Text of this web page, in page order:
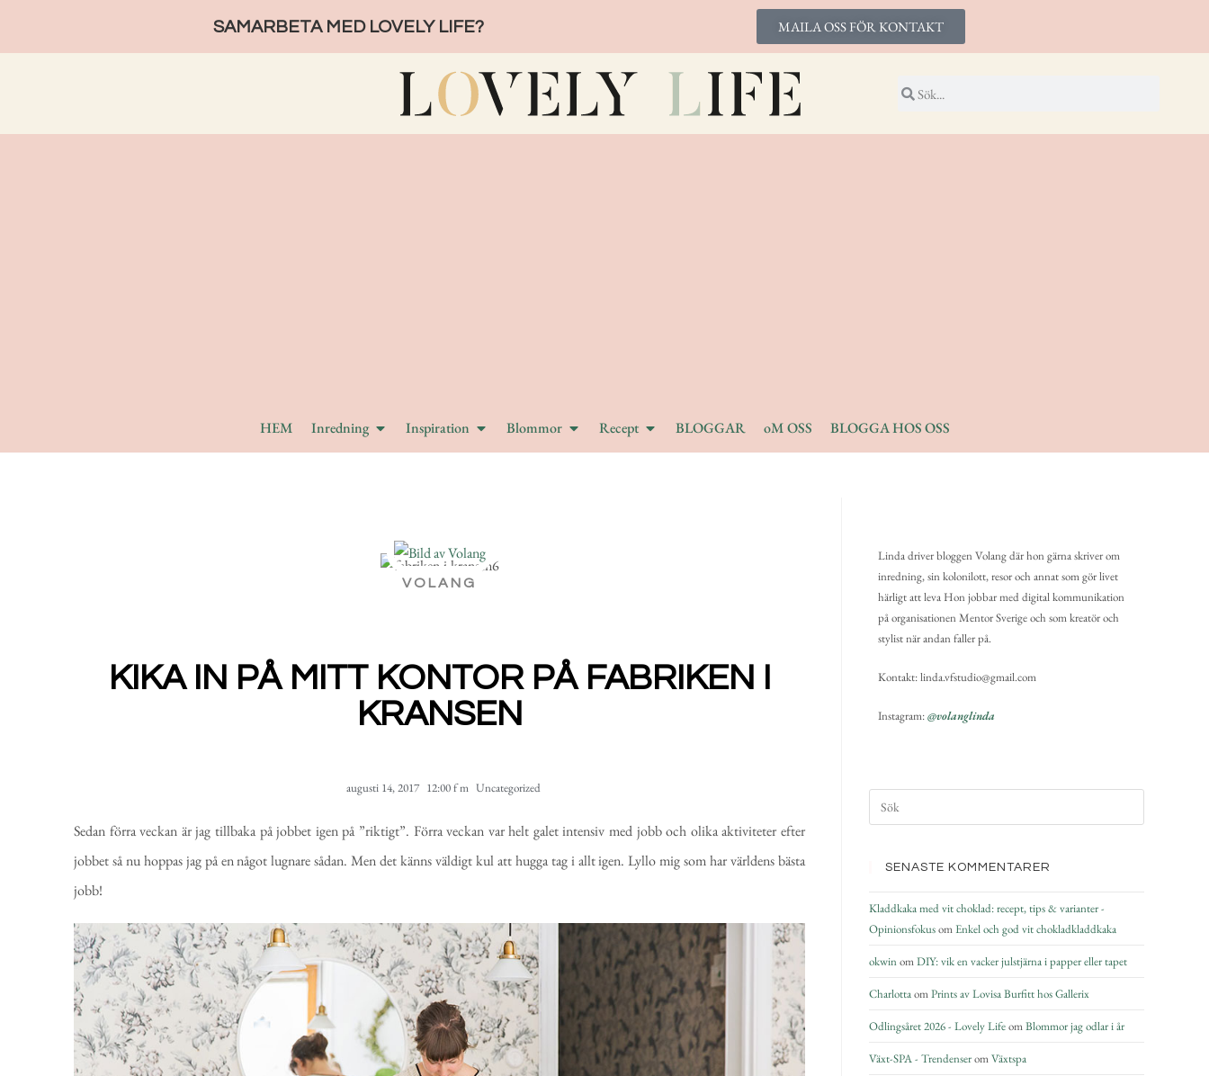
SAMARBETA MED LOVELY LIFE? MAILA OSS FÖR KONTAKT
HEM Inredning Inspiration Blommor Recept BLOGGAR oM OSS BLOGGA HOS OSS
VOLANG
KIKA IN PÅ MITT KONTOR PÅ FABRIKEN I
KRANSEN
augusti 14, 2017 12:00 f m Uncategorized
Sedan förra veckan är jag tillbaka på jobbet igen på ”riktigt”. Förra veckan var helt galet intensiv med jobb och olika aktiviteter efter
jobbet så nu hoppas jag på en något lugnare sådan. Men det känns väldigt kul att hugga tag i allt igen. Lyllo mig som har världens bästa
jobb!
Linda driver bloggen Volang där hon gärna skriver om
inredning, sin kolonilott, resor och annat som gör livet
härligt att leva Hon jobbar med digital kommunikation
på organisationen Mentor Sverige och som kreatör och
stylist när andan faller på.
Kontakt: linda.vfstudio@gmail.com
Instagram:@volanglinda
SENASTE KOMMENTARER
Kladdkaka med vit choklad: recept, tips & varianter -
OpinionsfokusomEnkel och god vit chokladkladdkaka
okwinomDIY: vik en vacker julstjärna i papper eller tapet
CharlottaomPrints av Lovisa Burfitt hos Gallerix
Odlingsåret 2026 - Lovely LifeomBlommor jag odlar i år
Växt-SPA - TrendenseromVäxtspa